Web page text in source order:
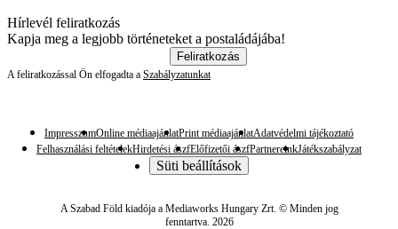
Hírlevél feliratkozás
Kapja meg a legjobb történeteket a postaládájába!
Feliratkozás
A feliratkozással Ön elfogadta a Szabályzatunkat
ImpresszumOnline médiaajánlatPrint médiaajánlatAdatvédelmi tájékoztató
Felhasználási feltételekHirdetési ászfElőfizetői ászfPartnereinkJátékszabályzat
Süti beállítások
A Szabad Föld kiadója a Mediaworks Hungary Zrt. © Minden jog
fenntartva. 2026